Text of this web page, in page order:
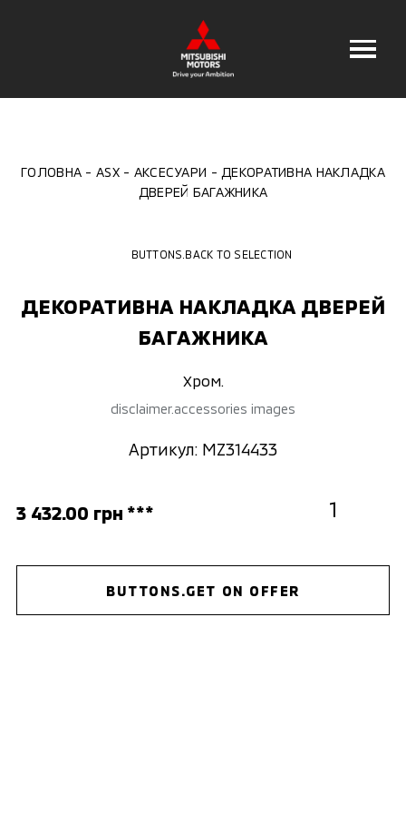
ГОЛОВНА ASX АКСЕСУАРИ
ДЕКОРАТИВНА НАКЛАДКА
ДВЕРЕЙ БАГАЖНИКА
BUTTONS.BACK TO SELECTION
ДЕКОРАТИВНА НАКЛАДКА ДВЕРЕЙ
БАГАЖНИКА
Хром.
disclaimer.accessories images
Артикул: MZ314433
3 432.00 грн ***
BUTTONS.GET ON OFFER